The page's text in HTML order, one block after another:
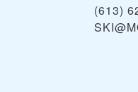
(613)